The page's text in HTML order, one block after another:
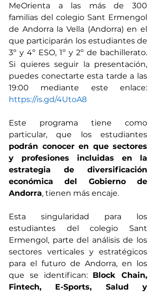
MeOrienta a las más de 300
familias del colegio Sant Ermengol
de Andorra la Vella (Andorra) en el
que participarán los estudiantes de
3º y 4º ESO, 1º y 2º de bachillerato.
Si quieres seguir la presentación,
puedes conectarte esta tarde a las
https://is.gd/4UtoA8
Este programa tiene como
podrán conocer en que sectores
y profesiones incluidas en la
estrategia de diversificación
económica del Gobierno de
Andorra, tienen más encaje.
Esta singularidad para los
estudiantes del colegio Sant
Ermengol, parte del análisis de los
sectores verticales y estratégicos
para el futuro de Andorra, en los
que se identifican: Block Chain,
Fintech, E-Sports, Salud y